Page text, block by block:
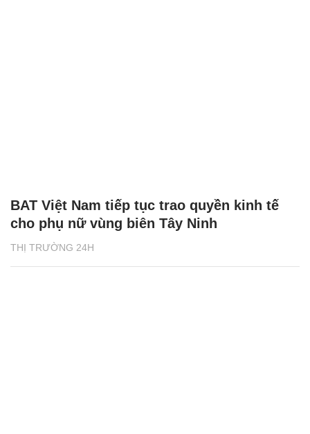
THỊ TRƯỜNG 24H
BAT Việt Nam tiếp tục trao quyền kinh tế
cho phụ nữ vùng biên Tây Ninh